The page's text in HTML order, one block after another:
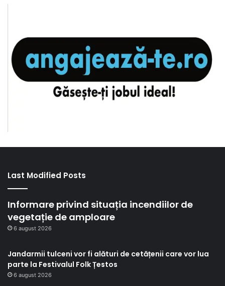
Last Modified Posts
Informare privind situația incendiilor de
vegetație de amploare
6 august 2026
Jandarmii tulceni vor fi alături de cetățenii care vor lua
parte la Festivalul Folk Țestos
6 august 2026